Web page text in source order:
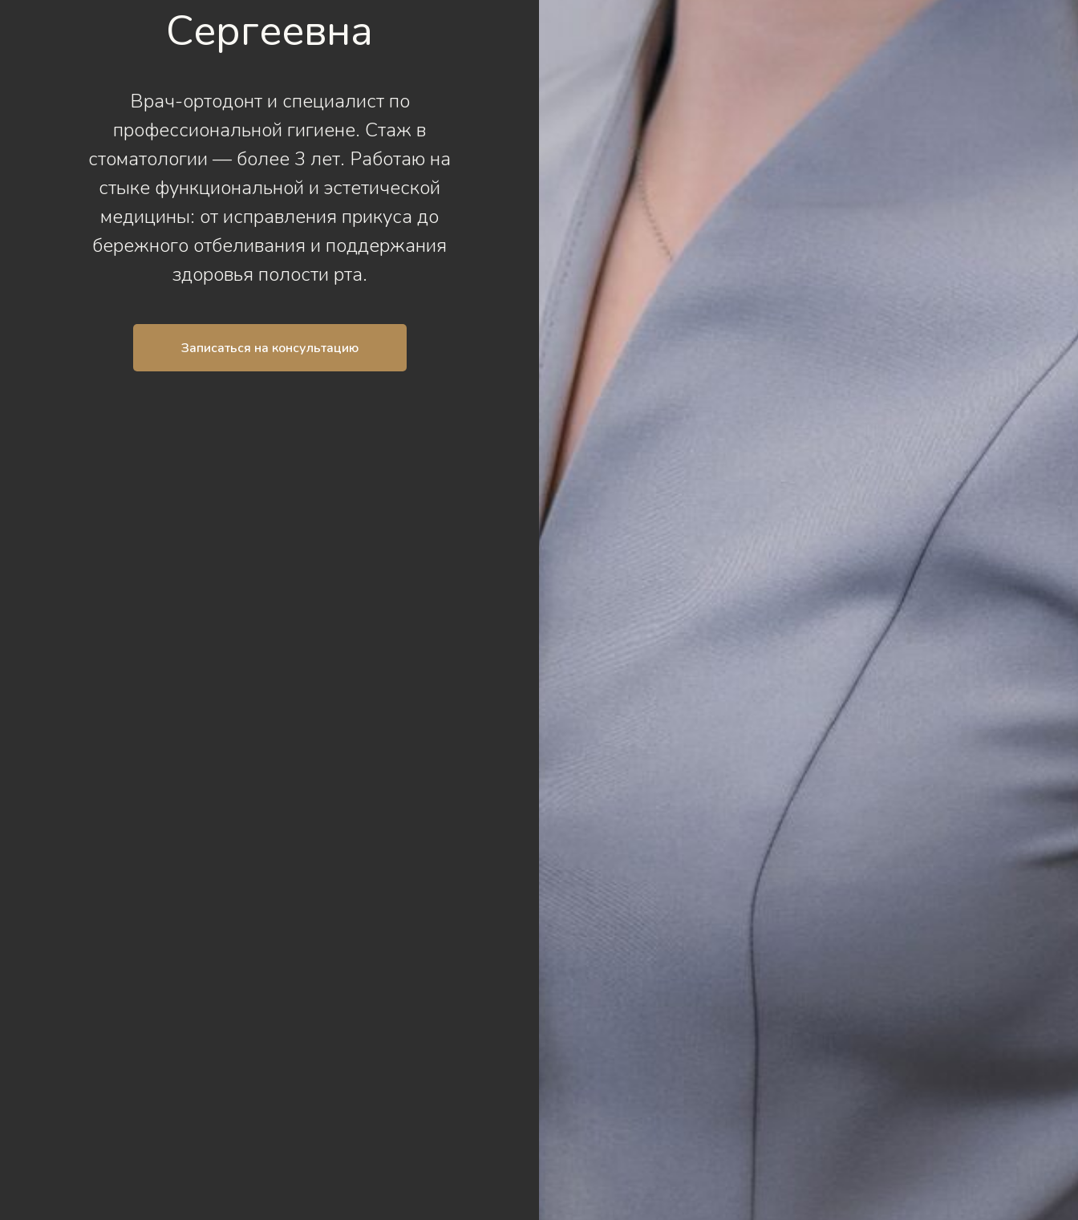
Сергеевна
Врач-ортодонт и специалист по
профессиональной гигиене. Стаж в
стоматологии — более 3 лет. Работаю на
стыке функциональной и эстетической
медицины: от исправления прикуса до
бережного отбеливания и поддержания
здоровья полости рта.
Записаться на консультацию